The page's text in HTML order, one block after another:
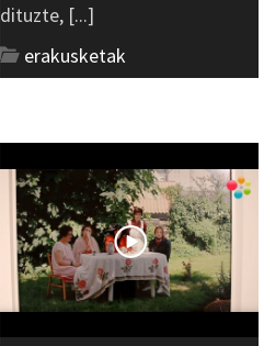
dituzte, [...]
erakusketak